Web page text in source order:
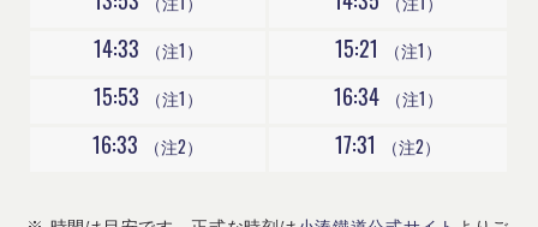
（注1） （注1）
14:33 （注1） 15:21 （注1）
15:53 （注1） 16:34 （注1）
16:33 （注2） 17:31 （注2）